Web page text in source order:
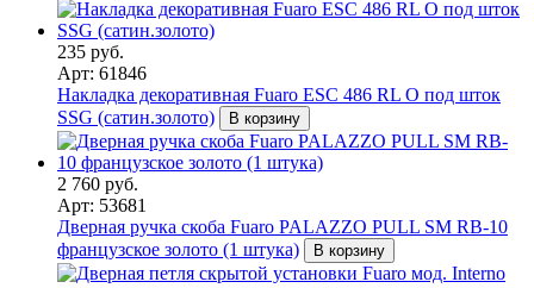
235 руб.
Арт: 61846
Накладка декоративная Fuaro ESC 486 RL O под шток
SSG (сатин.золото)
В корзину
2 760 руб.
Арт: 53681
Дверная ручка скоба Fuaro PALAZZO PULL SM RB-10
французское золото (1 штука)
В корзину